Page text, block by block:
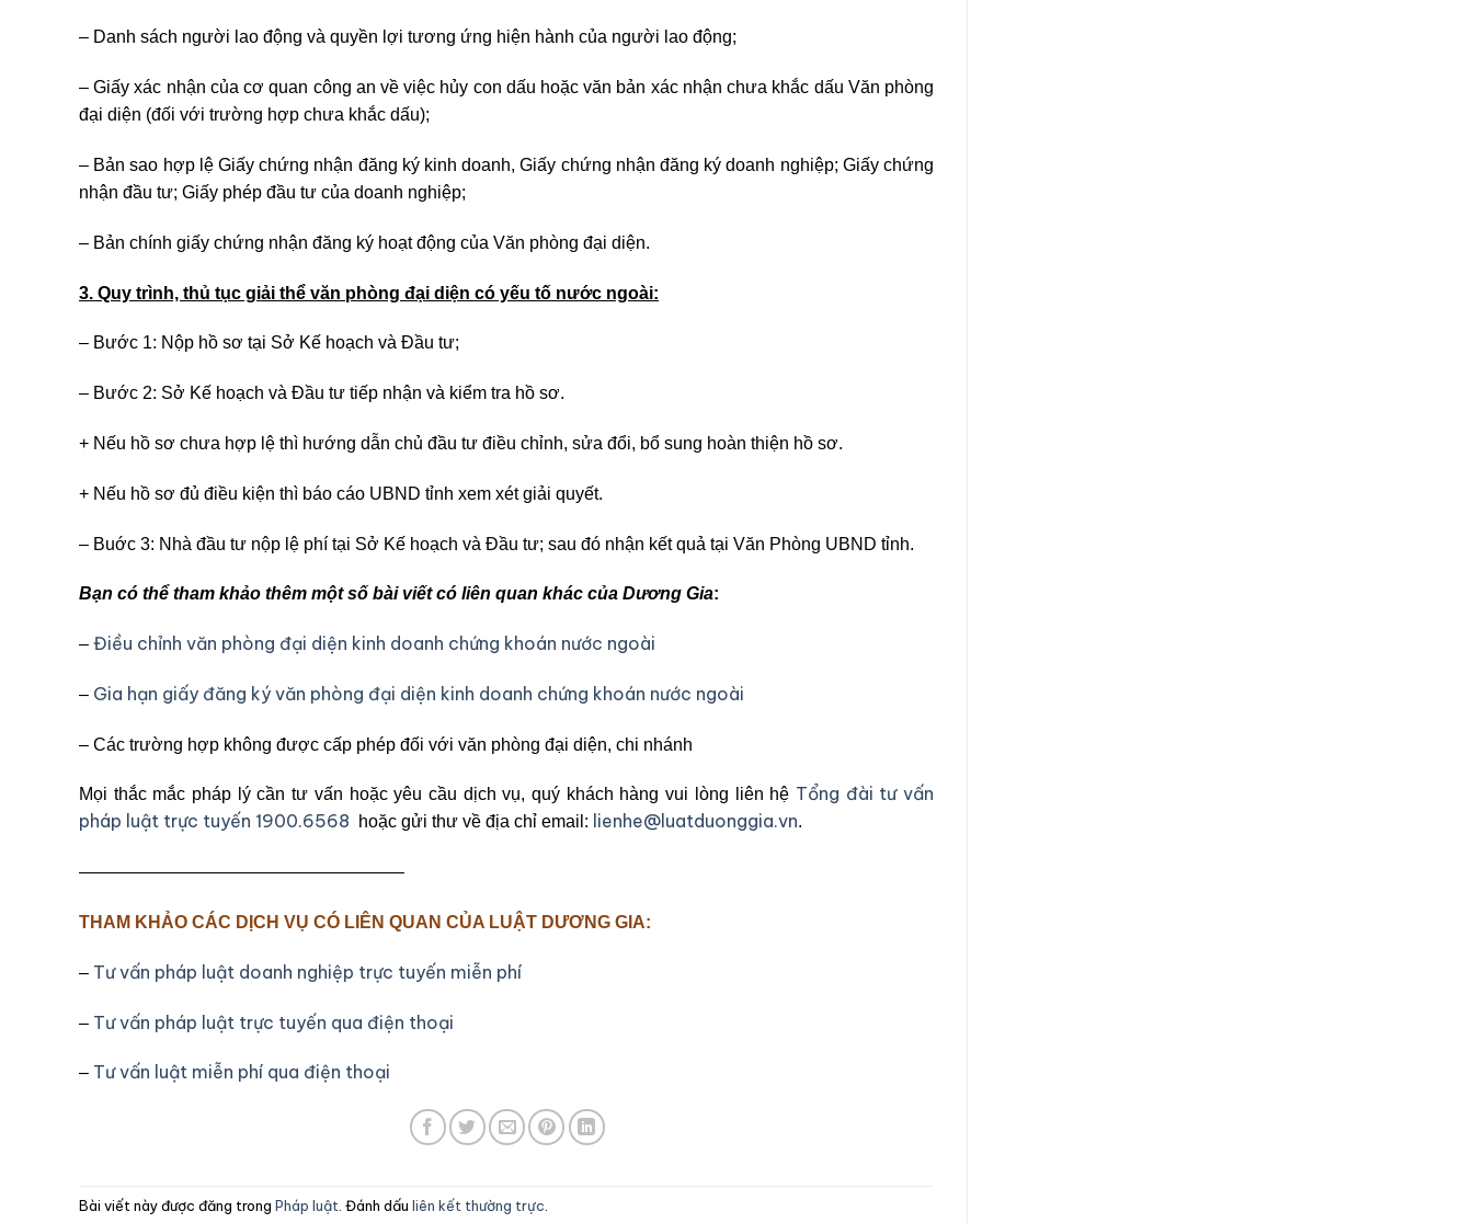
– Danh sách người lao động và quyền lợi tương ứng hiện hành của người lao động;
– Giấy xác nhận của cơ quan công an về việc hủy con dấu hoặc văn bản xác nhận chưa khắc dấu Văn phòng
đại diện (đối với trường hợp chưa khắc dấu);
– Bản sao hợp lệ Giấy chứng nhận đăng ký kinh doanh, Giấy chứng nhận đăng ký doanh nghiệp; Giấy chứng
nhận đầu tư; Giấy phép đầu tư của doanh nghiệp;
– Bản chính giấy chứng nhận đăng ký hoạt động của Văn phòng đại diện.
3. Quy trình, thủ tục giải thể văn phòng đại diện có yếu tố nước ngoài:
– Bước 1: Nộp hồ sơ tại Sở Kế hoạch và Đầu tư;
– Bước 2: Sở Kế hoạch và Đầu tư tiếp nhận và kiểm tra hồ sơ.
+ Nếu hồ sơ chưa hợp lệ thì hướng dẫn chủ đầu tư điều chỉnh, sửa đổi, bổ sung hoàn thiện hồ sơ.
+ Nếu hồ sơ đủ điều kiện thì báo cáo UBND tỉnh xem xét giải quyết.
– Buớc 3: Nhà đầu tư nộp lệ phí tại Sở Kế hoạch và Đầu tư; sau đó nhận kết quả tại Văn Phòng UBND tỉnh.
Bạn có thể tham khảo thêm một số bài viết có liên quan khác của Dương Gia:
– Điều chỉnh văn phòng đại diện kinh doanh chứng khoán nước ngoài
– Gia hạn giấy đăng ký văn phòng đại diện kinh doanh chứng khoán nước ngoài
– Các trường hợp không được cấp phép đối với văn phòng đại diện, chi nhánh
Mọi thắc mắc pháp lý cần tư vấn hoặc yêu cầu dịch vụ, quý khách hàng vui lòng liên hệ Tổng đài tư vấn
pháp luật trực tuyến 1900.6568
hoặc gửi thư về địa chỉ email: lienhe@luatduonggia.vn.
——————————————————–
THAM KHẢO CÁC DỊCH VỤ CÓ LIÊN QUAN CỦA LUẬT DƯƠNG GIA:
– Tư vấn pháp luật doanh nghiệp trực tuyến miễn phí
– Tư vấn pháp luật trực tuyến qua điện thoại
– Tư vấn luật miễn phí qua điện thoại
Bài viết này được đăng trong Pháp luật . Đánh dấu liên kết thường trực